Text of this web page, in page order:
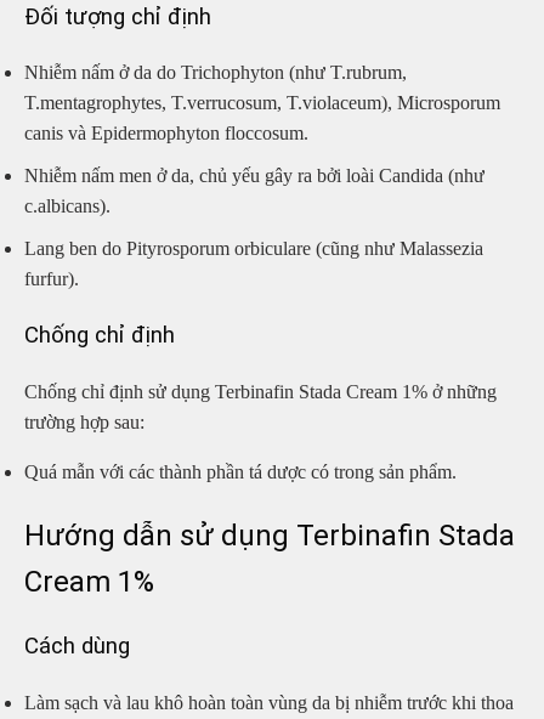
Đối tượng chỉ định
Nhiễm nấm ở da do Trichophyton (như T.rubrum,
T.mentagrophytes, T.verrucosum, T.violaceum), Microsporum
canis và Epidermophyton floccosum.
Nhiễm nấm men ở da, chủ yếu gây ra bởi loài Candida (như
c.albicans).
Lang ben do Pityrosporum orbiculare (cũng như Malassezia
furfur).
Chống chỉ định
Chống chỉ định sử dụng Terbinafin Stada Cream 1% ở những
trường hợp sau:
Quá mẫn với các thành phần tá dược có trong sản phẩm.
Hướng dẫn sử dụng Terbinafin Stada
Cream 1%
Cách dùng
Làm sạch và lau khô hoàn toàn vùng da bị nhiễm trước khi thoa